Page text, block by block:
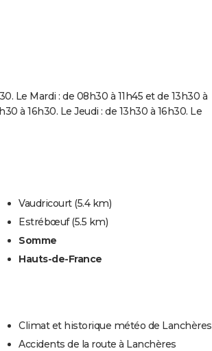
Le Mardi : de 08h30 à 11h45 et de 13h30 à
à 16h30. Le Jeudi : de 13h30 à 16h30. Le
Vaudricourt (5.4 km)
Estrébœuf (5.5 km)
Somme
Hauts-de-France
Climat et historique météo de Lanchères
Accidents de la route à Lanchères